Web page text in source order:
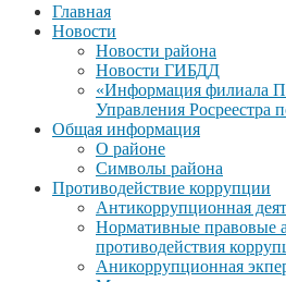
Главная
Новости
Новости района
Новости ГИБДД
«Информация филиала
Управления Росреестра
Общая информация
О районе
Символы района
Противодействие коррупции
Антикоррупционная
Нормативные правовые
противодействия
Аникоррупционная